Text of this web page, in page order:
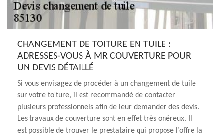
CHANGEMENT DE TOITURE EN TUILE :
ADRESSES-VOUS À MR COUVERTURE POUR
UN DEVIS DÉTAILLÉ
Si vous envisagez de procéder à un changement de tuile
sur votre toiture, il est recommandé de contacter
plusieurs professionnels afin de leur demander des devis.
Les travaux de couverture sont en effet très onéreux. Il
est possible de trouver le prestataire qui propose l’offre la